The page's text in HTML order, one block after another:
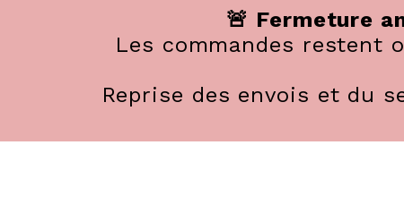
🚨 Fermeture
Les commandes restent
Reprise des envois et du